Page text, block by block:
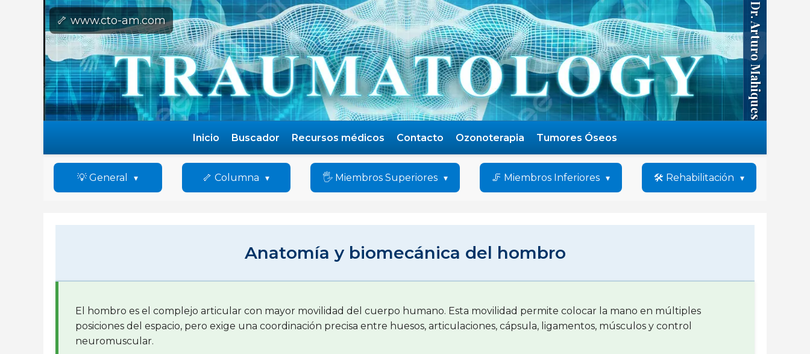
🦴 www.cto-am.com Dr. Arturo Mahiques
Inicio Buscador Recursos médicos Contacto Ozonoterapia Tumores Óseos
💡 General 🦴 Columna 🖐️ Miembros Superiores 🦵 Miembros Inferiores 🛠️ Rehabilitación
Anatomía y biomecánica del hombro
El hombro es el complejo articular con mayor movilidad del cuerpo humano. Esta movilidad permite colocar la mano en múltiples
posiciones del espacio, pero exige una coordinación precisa entre huesos, articulaciones, cápsula, ligamentos, músculos y control
neuromuscular.